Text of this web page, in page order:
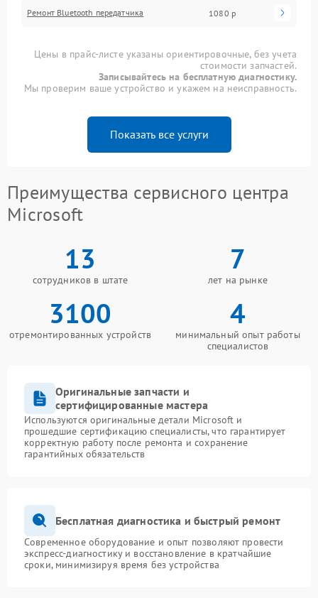
Ремонт Bluetooth передатчика 1080 р
Цены в прайс-листе указаны ориентировочные, без учета
стоимости запчастей.
Записывайтесь на бесплатную диагностику.
Мы проверим ваше устройство и укажем на неисправность.
Показать все услуги
Преимущества сервисного центра
Microsoft
13
сотрудников в штате
7
лет на рынке
3100
отремонтированных устройств
4
минимальный опыт работы
специалистов
Оригинальные запчасти и
сертифицированные мастера
Используются оригинальные детали Microsoft и
прошедшие сертификацию специалисты, что гарантирует
корректную работу после ремонта и сохранение
гарантийных обязательств
Бесплатная диагностика и быстрый ремонт
Современное оборудование и опыт позволяют провести
экспресс-диагностику и восстановление в кратчайшие
сроки, минимизируя время без устройства